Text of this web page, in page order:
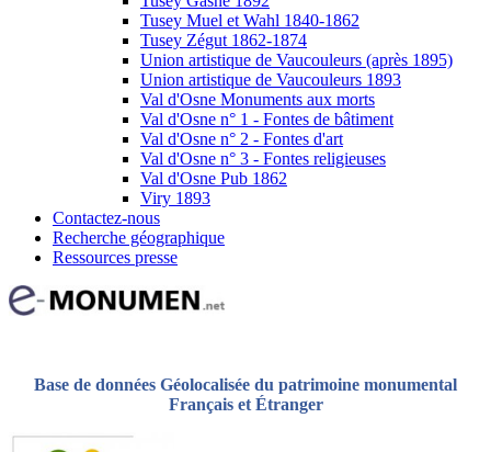
Tusey Muel et Wahl 1840-1862
Tusey Zégut 1862-1874
Union artistique de Vaucouleurs (après 1895)
Union artistique de Vaucouleurs 1893
Val d'Osne Monuments aux morts
Val d'Osne n° 1 - Fontes de bâtiment
Val d'Osne n° 2 - Fontes d'art
Val d'Osne n° 3 - Fontes religieuses
Val d'Osne Pub 1862
Viry 1893
Contactez-nous
Recherche géographique
Ressources presse
Base de données Géolocalisée du patrimoine monumental
Français et Étranger